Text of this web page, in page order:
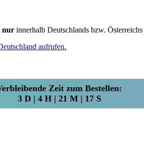
nur innerhalb Deutschlands bzw.
aufrufen.
Zeit zum Bestellen:
3 D | 4 H | 21 M | 16 S